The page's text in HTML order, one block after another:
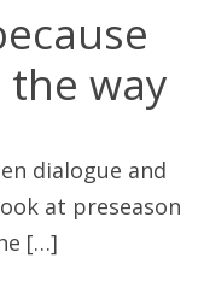
the way
dialogue and
at preseason
[…]